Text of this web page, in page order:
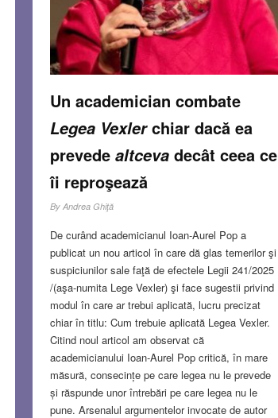
Un academician combate
Legea Vexlerchiar dacă ea
prevede altcevadecât ceea ce
îi reproşează
By Andrea Ghiţă
De curând academicianul Ioan-Aurel Pop a
publicat un nou articol în care dă glas temerilor şi
suspiciunilor sale faţă de efectele Legii 241/2025
/(aşa-numita Lege Vexler) şi face sugestii privind
modul în care ar trebui aplicată, lucru precizat
chiar în titlu: Cum trebuie aplicată Legea Vexler.
Citind noul articol am observat că
academicianului Ioan-Aurel Pop critică, în mare
măsură, consecințe pe care legea nu le prevede
și răspunde unor întrebări pe care legea nu le
pune. Arsenalul argumentelor invocate de autor